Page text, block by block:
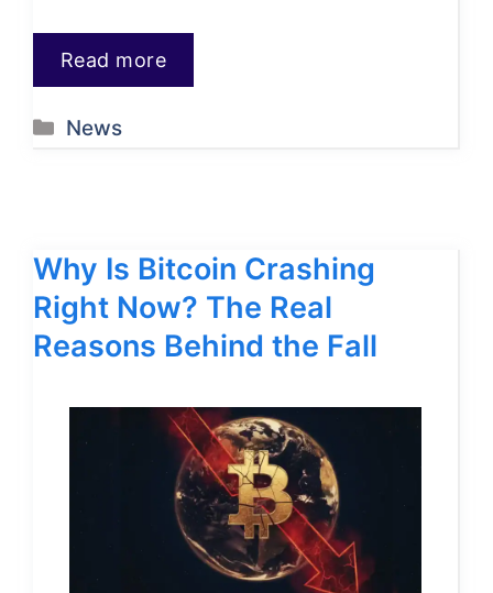
Read more
Categories
News
Why Is Bitcoin Crashing
Right Now? The Real
Reasons Behind the Fall